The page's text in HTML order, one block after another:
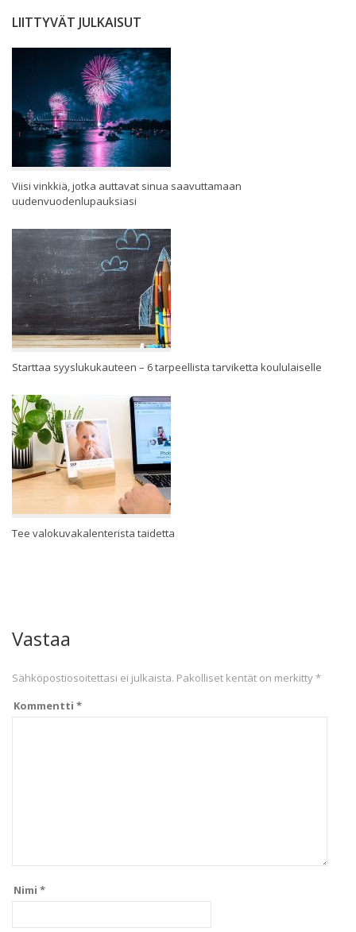
LIITTYVÄT JULKAISUT
Viisi vinkkiä, jotka auttavat sinua saavuttamaan
uudenvuodenlupauksiasi
Starttaa syyslukukauteen – 6 tarpeellista tarviketta koululaiselle
Tee valokuvakalenterista taidetta
Vastaa
Sähköpostiosoitettasi ei julkaista. Pakolliset kentät on merkitty*
Kommentti *
Nimi *